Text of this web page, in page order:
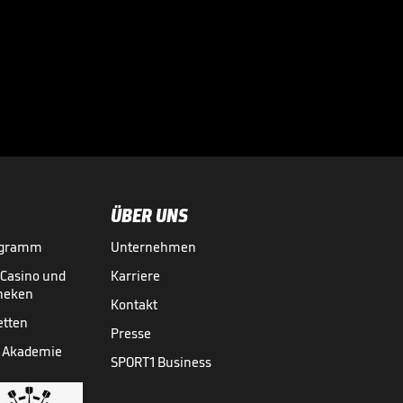
und
Akademie
ÜBER UNS
Unternehmen
Karriere
Kontakt
Presse
SPORT1 Business